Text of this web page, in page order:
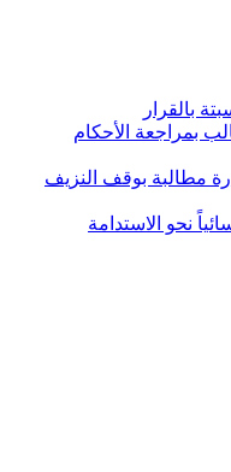
بالقرار
بمراجعة الأحكام